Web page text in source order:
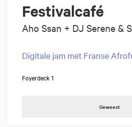
Festivalcafé
Aho Ssan + DJ Serene &
Digitale jam met Franse
Foyerdeck 1
Geweest